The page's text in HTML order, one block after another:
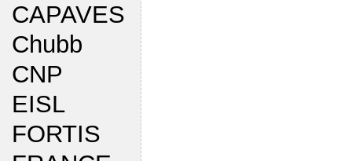
CAPAVES
Chubb
CNP
EISL
FORTIS